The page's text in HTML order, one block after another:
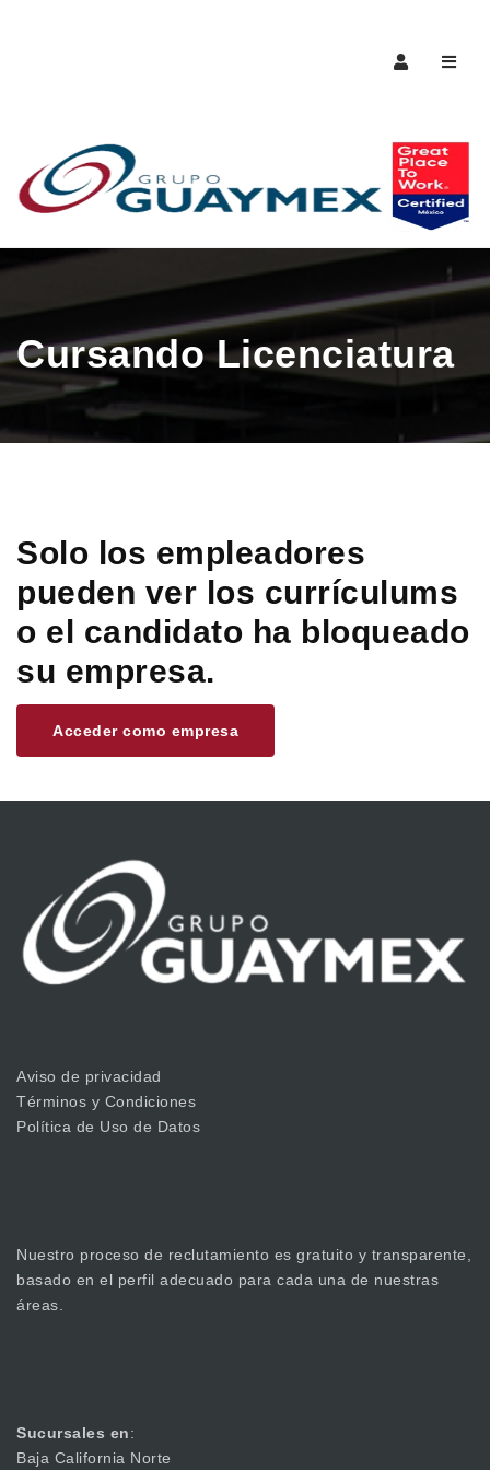
Cursando Licenciatura
Solo los empleadores
pueden ver los currículums
o el candidato ha bloqueado
su empresa.
Acceder como empresa
Aviso de privacidad
Términos y Condiciones
Política de Uso de Datos
Nuestro proceso de reclutamiento es gratuito y transparente,
basado en el perfil adecuado para cada una de nuestras
áreas.
Sucursales en:
Baja California Norte